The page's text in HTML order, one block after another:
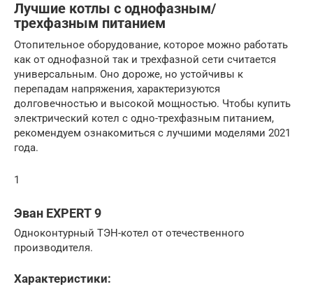
Лучшие котлы с однофазным/
трехфазным питанием
Отопительное оборудование, которое можно работать
как от однофазной так и трехфазной сети считается
универсальным. Оно дороже, но устойчивы к
перепадам напряжения, характеризуются
долговечностью и высокой мощностью. Чтобы купить
электрический котел с одно-трехфазным питанием,
рекомендуем ознакомиться с лучшими моделями 2021
года.
1
Эван EXPERT 9
Одноконтурный ТЭН-котел от отечественного
производителя.
Характеристики: